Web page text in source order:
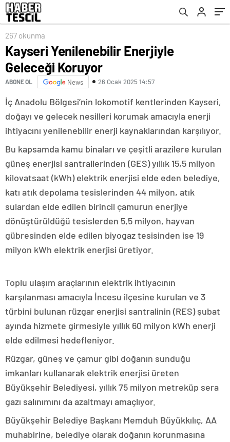
267 okunma
Kayseri Yenilenebilir Enerjiyle
Geleceği Koruyor
ABONE OL News 26 Ocak 2025 14:57
İç Anadolu Bölgesi’nin lokomotif kentlerinden Kayseri,
doğayı ve gelecek nesilleri korumak amacıyla enerji
ihtiyacını yenilenebilir enerji kaynaklarından karşılıyor.
Bu kapsamda kamu binaları ve çeşitli arazilere kurulan
güneş enerjisi santrallerinden (GES) yıllık 15,5 milyon
kilovatsaat (kWh) elektrik enerjisi elde eden belediye,
katı atık depolama tesislerinden 44 milyon, atık
sulardan elde edilen birincil çamurun enerjiye
dönüştürüldüğü tesislerden 5,5 milyon, hayvan
gübresinden elde edilen biyogaz tesisinden ise 19
milyon kWh elektrik enerjisi üretiyor.
Toplu ulaşım araçlarının elektrik ihtiyacının
karşılanması amacıyla İncesu ilçesine kurulan ve 3
türbini bulunan rüzgar enerjisi santralinin (RES) şubat
ayında hizmete girmesiyle yıllık 60 milyon kWh enerji
elde edilmesi hedefleniyor.
Rüzgar, güneş ve çamur gibi doğanın sunduğu
imkanları kullanarak elektrik enerjisi üreten
Büyükşehir Belediyesi, yıllık 75 milyon metreküp sera
gazı salınımını da azaltmayı amaçlıyor.
Büyükşehir Belediye Başkanı Memduh Büyükkılıç, AA
muhabirine, belediye olarak doğanın korunmasına